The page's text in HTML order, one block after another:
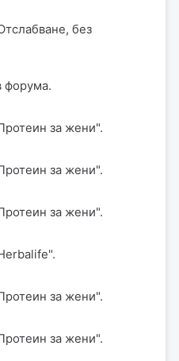
без
форума.
за жени".
за жени".
за жени".
за жени".
за жени".